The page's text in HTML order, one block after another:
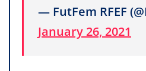
— FutFem RFEF
January 26, 2021